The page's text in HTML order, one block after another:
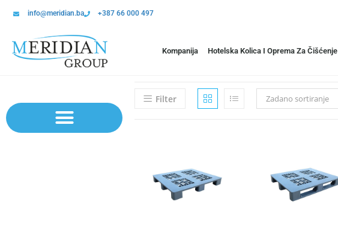
info@meridian.ba +387 66 000 497
Kompanija Hotelska Kolica I Oprema Za Čišćenje
Filter Zadano sortiranje